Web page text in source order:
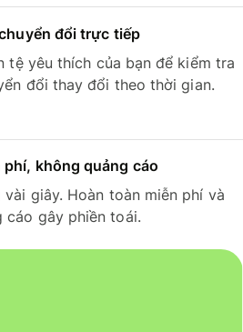
đổi trực tiếp
tệ yêu thích của bạn để kiểm tra
đổi thay đổi theo thời gian.
phí, không quảng cáo
giây. Hoàn toàn miễn phí và
cáo gây phiền toái.